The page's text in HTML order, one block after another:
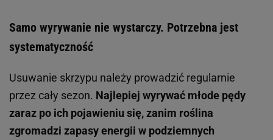
Samo wyrywanie nie wystarczy. Potrzebna jest
systematyczność
Usuwanie skrzypu należy prowadzić regularnie
przez cały sezon. Najlepiej wyrywać młode pędy
zaraz po ich pojawieniu się, zanim roślina
zgromadzi zapasy energii w podziemnych